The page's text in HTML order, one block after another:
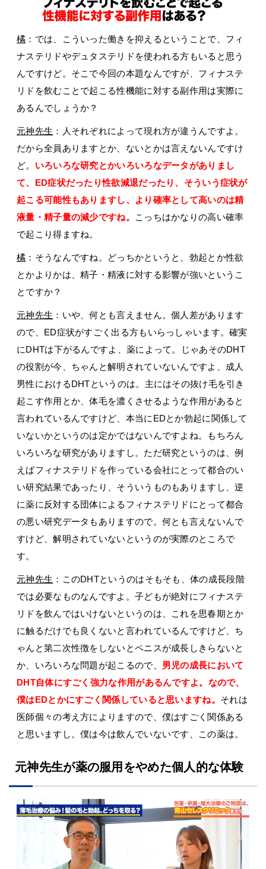
橘 ：では、こういった働きを抑えるということで、フィ
ナステリドやデュタステリドを使われる方もいると思う
んですけど。そこで今回の本題なんですが、フィナステ
リドを飲むことで起こる性機能に対する副作用は実際に
あるんでしょうか？
元神先生 ：人それぞれによって現れ方が違うんですよ。
だから全員ありますとか、ないとかは言えないんですけ
ど。 いろいろな研究とかいろいろなデータがありまし
て、ED症状だったり性欲減退だったり、そういう症状が
起こる可能性もありますし、より確率として高いのは精
液量・精子量の減少ですね。
こっちはかなりの高い確率
で起こり得ますね。
橘 ：そうなんですね。どっちかというと、勃起とか性欲
とかよりかは、精子・精液に対する影響が強いというこ
とですか？
元神先生 ：いや、何とも言えません。個人差があります
ので、ED症状がすごく出る方もいらっしゃいます。確実
にDHTは下がるんですよ、薬によって。じゃあそのDHT
の役割が今、ちゃんと解明されていないんですよ、成人
男性におけるDHTというのは。主にはその抜け毛を引き
起こす作用とか、体毛を濃くさせるような作用があると
言われているんですけど、本当にEDとか勃起に関係して
いないかというのは定かではないんですよね。もちろん
いろいろな研究がありますし。ただ研究というのは、例
えばフィナステリドを作っている会社にとって都合のい
い研究結果であったり、そういうものもありますし、逆
に薬に反対する団体によるフィナステリドにとって都合
の悪い研究データもありますので。何とも言えないんで
すけど、解明されていないというのが実際のところで
す。
元神先生 ：このDHTというのはそもそも、体の成長段階
では必要なものなんですよ。子どもが絶対にフィナステ
リドを飲んではいけないというのは、これを思春期とか
に触るだけでも良くないと言われているんですけど、ち
ゃんと第二次性徴をしないとペニスが成長しきらないと
か、いろいろな問題が起こるので、 男児の成長において
DHT自体にすごく強力な作用があるんですよ。なので、
僕はEDとかにすごく関係していると思いますね。 それは
医師個々の考え方によりますので、僕はすごく関係ある
と思いますし。僕は今は飲んでいないです、この薬は。
元神先生が薬の服用をやめた個人的な体験